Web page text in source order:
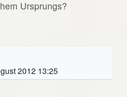
Ursprungs?
2012 13:25